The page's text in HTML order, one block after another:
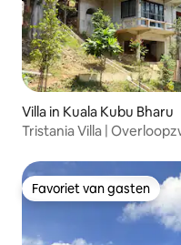
Villa in Kuala Kubu Bharu
Tristania Villa |
Favoriet van gasten
Favoriet van gasten